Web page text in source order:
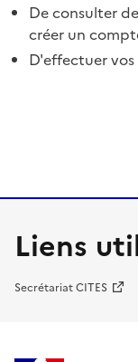
De consulter
créer un
D'effectuer
Liens
Secrétariat CITES